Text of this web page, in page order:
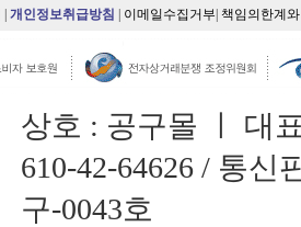
개인정보취급방침 이메일수집거부 책임의한계
상호 : 공구몰 ㅣ 대
610-42-64626 / 통신
구-0043호